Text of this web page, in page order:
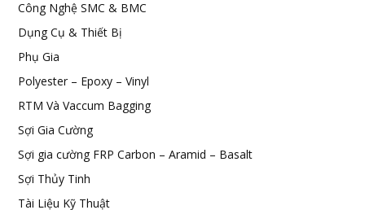
Công Nghệ SMC & BMC
Dụng Cụ & Thiết Bị
Phụ Gia
Polyester – Epoxy – Vinyl
RTM Và Vaccum Bagging
Sợi Gia Cường
Sợi gia cường FRP Carbon – Aramid – Basalt
Sợi Thủy Tinh
Tài Liệu Kỹ Thuật